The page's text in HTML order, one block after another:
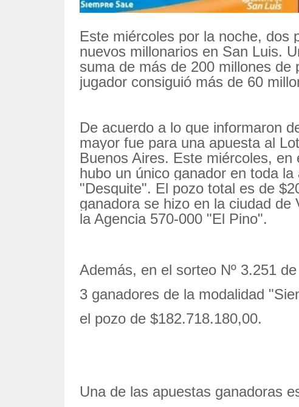
Este miércoles por la noche, dos
nuevos millonarios en San Luis.
suma de más de 200 millones de
jugador consiguió más de 60
De acuerdo a lo que informaron
mayor fue para una apuesta al
Buenos Aires. Este miércoles,
hubo un único ganador en toda
"Desquite". El pozo total es de
ganadora se hizo en la ciudad
la Agencia 570-000 "El Pino".
Además, en el sorteo Nº 3.251
3 ganadores de la modalidad
el pozo de $182.718.180,00.
Una de las apuestas ganadoras